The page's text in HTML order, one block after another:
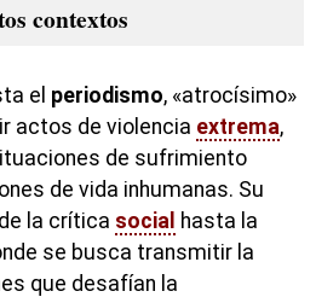
contextos
el periodismo, «atrocísimo»
actos de violencia extrema,
de sufrimiento
de vida inhumanas. Su
la crítica social hasta la
se busca transmitir la
que desafían la